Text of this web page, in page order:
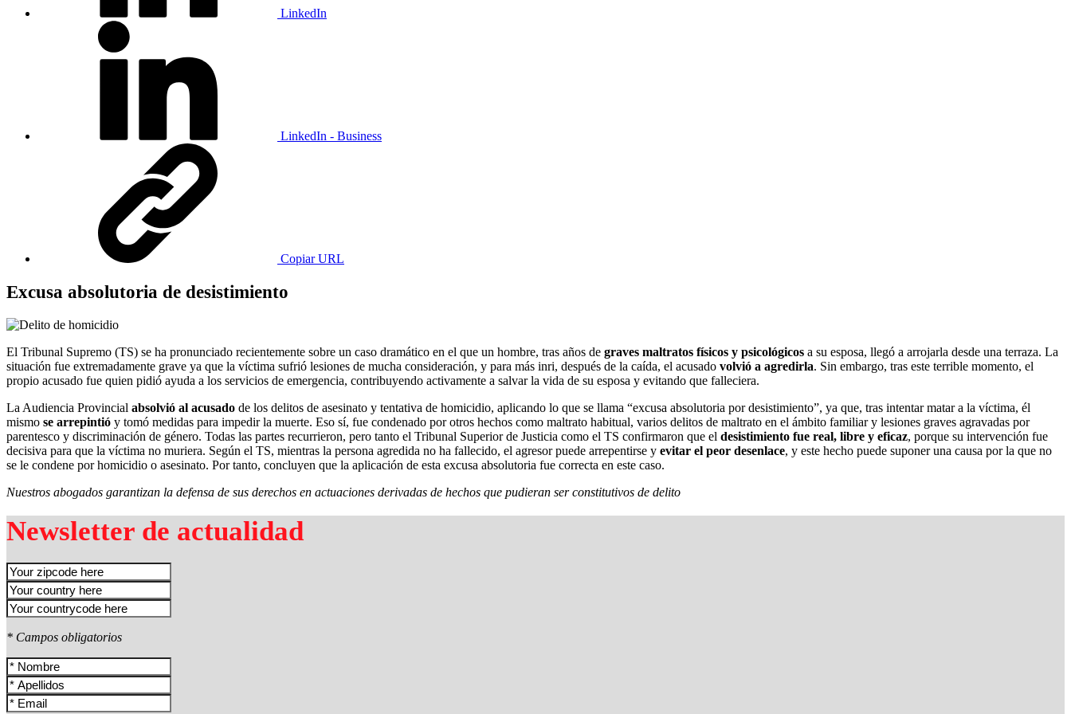
LinkedIn
LinkedIn - Business
Copiar URL
Excusa absolutoria de desistimiento
El Tribunal Supremo (TS) se ha pronunciado recientemente sobre un caso dramático en el que un hombre, tras años de graves maltratos físicos y psicológicos a su esposa, llegó a arrojarla desde una terraza. La
situación fue extremadamente grave ya que la víctima sufrió lesiones de mucha consideración, y para más inri, después de la caída, el acusado volvió a agredirla. Sin embargo, tras este terrible momento, el
propio acusado fue quien pidió ayuda a los servicios de emergencia, contribuyendo activamente a salvar la vida de su esposa y evitando que falleciera.
La Audiencia Provincial absolvió al acusado de los delitos de asesinato y tentativa de homicidio, aplicando lo que se llama “excusa absolutoria por desistimiento”, ya que, tras intentar matar a la víctima, él
mismo se arrepintió y tomó medidas para impedir la muerte. Eso sí, fue condenado por otros hechos como maltrato habitual, varios delitos de maltrato en el ámbito familiar y lesiones graves agravadas por
parentesco y discriminación de género. Todas las partes recurrieron, pero tanto el Tribunal Superior de Justicia como el TS confirmaron que el desistimiento fue real, libre y eficaz, porque su intervención fue
decisiva para que la víctima no muriera. Según el TS, mientras la persona agredida no ha fallecido, el agresor puede arrepentirse y evitar el peor desenlace, y este hecho puede suponer una causa por la que no
se le condene por homicidio o asesinato. Por tanto, concluyen que la aplicación de esta excusa absolutoria fue correcta en este caso.
Nuestros abogados garantizan la defensa de sus derechos en actuaciones derivadas de hechos que pudieran ser constitutivos de delito
Newsletter de actualidad
* Campos obligatorios